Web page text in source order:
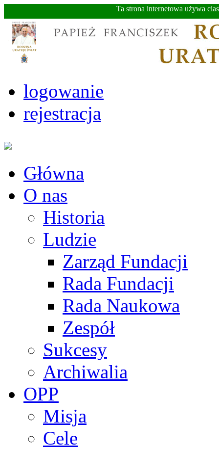
Ta strona internetowa używa
logowanie
rejestracja
Główna
O nas
Historia
Ludzie
Zarząd Fundacji
Rada Fundacji
Rada Naukowa
Zespół
Sukcesy
Archiwalia
OPP
Misja
Cele